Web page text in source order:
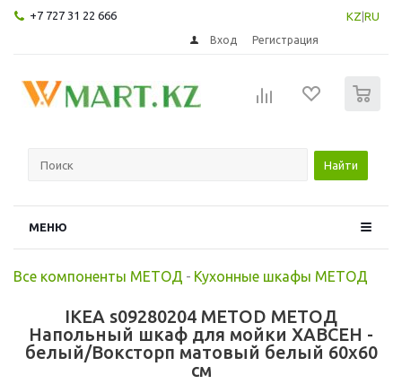
+7 727 31 22 666 KZ RU
Вход Регистрация
Найти
МЕНЮ
Все компоненты МЕТОД - Кухонные шкафы МЕТОД
IKEA s09280204 METOD МЕТОД
Напольный шкаф для мойки ХАВСЕН -
белый/Воксторп матовый белый 60x60
см